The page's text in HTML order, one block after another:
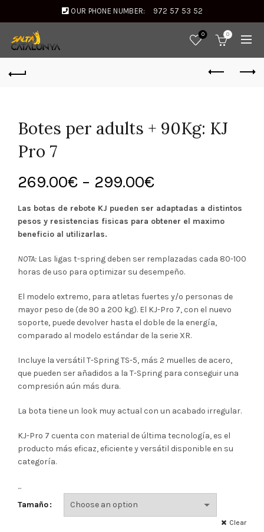
OUR PHONE NUMBER: 972 57 53 52
0 0
Botes per adults + 90Kg: KJ
Pro 7
269.00€ – 299.00€
Las botas de rebote KJ pueden ser adaptadas a distintos
pesos y resistencias fisicas para obtener el maximo
beneficio al utilizarlas.
NOTA: Las ligas t-spring deben ser remplazadas cada 80-100
horas de uso para optimizar su desempeño.
El modelo extremo, para atletas fuertes y/o personas de
mayor peso de (de 90 a 200 kg). El KJ-Pro 7, con el nuevo
soporte, puede devolver hasta el doble de la energía,
comparado al modelo estándar de la serie XR.
Incluye la versátil T-Spring TS-5, más 2 muelles de acero,
que pueden ser añadidos a la T-Spring para conseguir una
compresión aún más dura.
La bota tiene un look muy actual con un acabado irregular.
KJ-Pro 7 cuenta con material de última tecnología, es el
producto más eficaz, eficiente y versátil disponible en su
categoría.
...
Tamaño
Clear